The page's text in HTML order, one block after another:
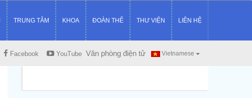
TRUNG TÂM KHOA ĐOÀN THỂ THƯ VIỆN LIÊN HỆ
Vietnamese
Facebook YouTube Văn phòng điện tử